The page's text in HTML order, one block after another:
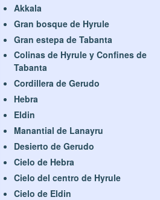
Akkala
Gran bosque de Hyrule
Gran estepa de Tabanta
Colinas de Hyrule y Confines de
Tabanta
Cordillera de Gerudo
Hebra
Eldin
Manantial de Lanayru
Desierto de Gerudo
Cielo de Hebra
Cielo del centro de Hyrule
Cielo de Eldin